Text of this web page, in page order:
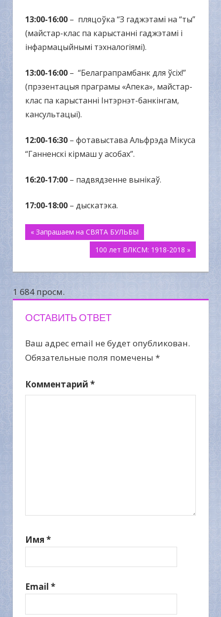
13:00-16:00 – пляцоўка “З гаджэтамі на “ты”
(майстар-клас па карыстанні гаджэтамі і
інфармацыйнымі тэхналогіямі).
13:00-16:00 – “Белаграпрамбанк для ўсіх!”
(прэзентацыя праграмы «Апека», майстар-
клас па карыстанні Інтэрнэт-банкінгам,
кансультацыі).
12:00-16:30 – фотавыстава Альфрэда Мікуса
“Ганненскі кірмаш у асобах”.
16:20-17:00 – падвядзенне вынікаў.
17:00-18:00 – дыскатэка.
Навигация
записям
« Запрашаем на СВЯТА БУЛЬБЫ
100 лет ВЛКСМ: 1918-2018 »
1 684 просм.
ОСТАВИТЬ ОТВЕТ
Ваш адрес email не будет опубликован.
Обязательные поля помечены *
Комментарий *
Имя *
Email *